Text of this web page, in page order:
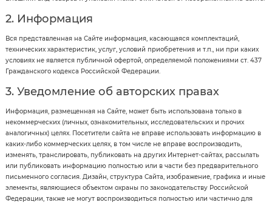
2. Информация
Вся представленная на Сайте информация, касающаяся комплектаций,
технических характеристик, услуг, условий приобретения и т.п., ни при каких
условиях не является публичной офертой, определяемой положениями ст. 437
Гражданского кодекса Российской Федерации.
3. Уведомление об авторских правах
Информация, размещенная на Сайте, может быть использована только в
некоммерческих (личных, ознакомительных, исследовательских и прочих
аналогичных) целях. Посетители сайта не вправе использовать информацию в
каких-либо коммерческих целях, в том числе не вправе воспроизводить,
изменять, транслировать, публиковать на других Интернет-сайтах, рассылать
или публиковать информацию полностью или в части без предварительного
письменного согласия. Дизайн, структура Сайта, изображение, графика и иные
элементы, являющиеся объектом охраны по законодательству Российской
Федерации, также не могут воспроизводиться полностью или частично для